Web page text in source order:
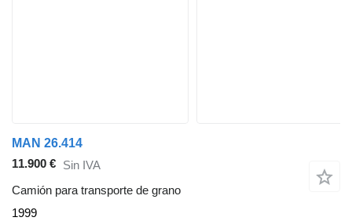
MAN 26.414
11.900 € Sin IVA
Camión para transporte de grano
1999